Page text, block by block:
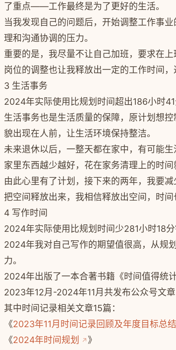
了重点——工作最终是为了更好的生活。
当我发现自己的问题后，开始调整工作事
理和沟通协调的压力。
重要的是，我尽量不让自己加班，要求在
岗位的调整也让我释放出一定的工作时间
3 生活事务
2024年实际使用比规划时间超出186小时
生活事务也是生活质量的保障，原计划想
貌出现在人前，让生活环境保持整洁。
未来退休以后，一整天都在家中，有可能
家里东西越少越好，花在家务清理上的时间
由此心里有了计划，接下来的两年，我要
把空间释放出来，我相信释放出空间，时间
4 写作时间
2024年实际使用比规划时间少281小时18
2024年我对自己写作的期望值很高，从规
力。
2024年出版了一本合著书籍《时间值得统计
2023年12月-2024年11月共发布公众号文章
其中时间记录相关文章15篇：
《2023年11月时间记录回顾及年度目标总结
《2024年时间规划
》